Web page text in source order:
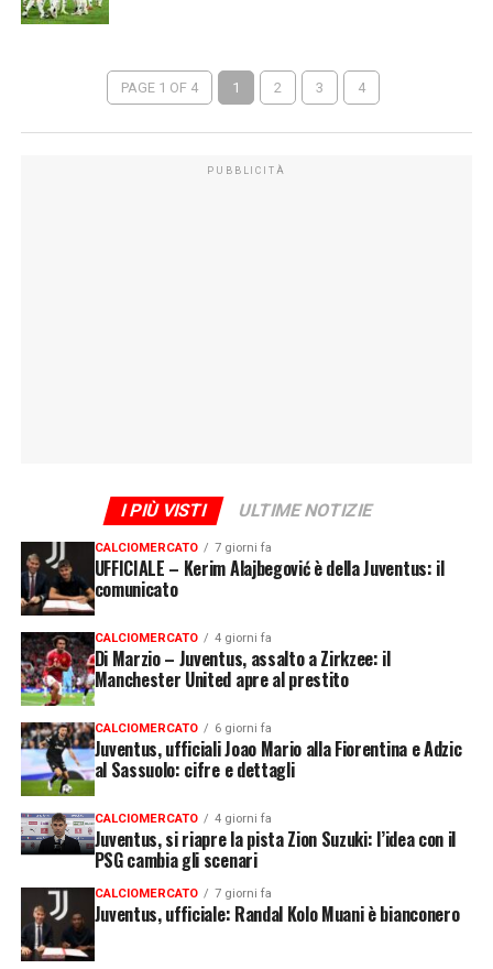
PAGE 1 OF 4 1 2 3 4
PUBBLICITÀ
I PIÙ VISTI ULTIME NOTIZIE
CALCIOMERCATO 7 giorni fa
UFFICIALE – Kerim Alajbegović è della Juventus: il
comunicato
CALCIOMERCATO 4 giorni fa
Di Marzio – Juventus, assalto a Zirkzee: il
Manchester United apre al prestito
CALCIOMERCATO 6 giorni fa
Juventus, ufficiali Joao Mario alla Fiorentina e Adzic
al Sassuolo: cifre e dettagli
CALCIOMERCATO 4 giorni fa
Juventus, si riapre la pista Zion Suzuki: l’idea con il
PSG cambia gli scenari
CALCIOMERCATO 7 giorni fa
Juventus, ufficiale: Randal Kolo Muani è bianconero